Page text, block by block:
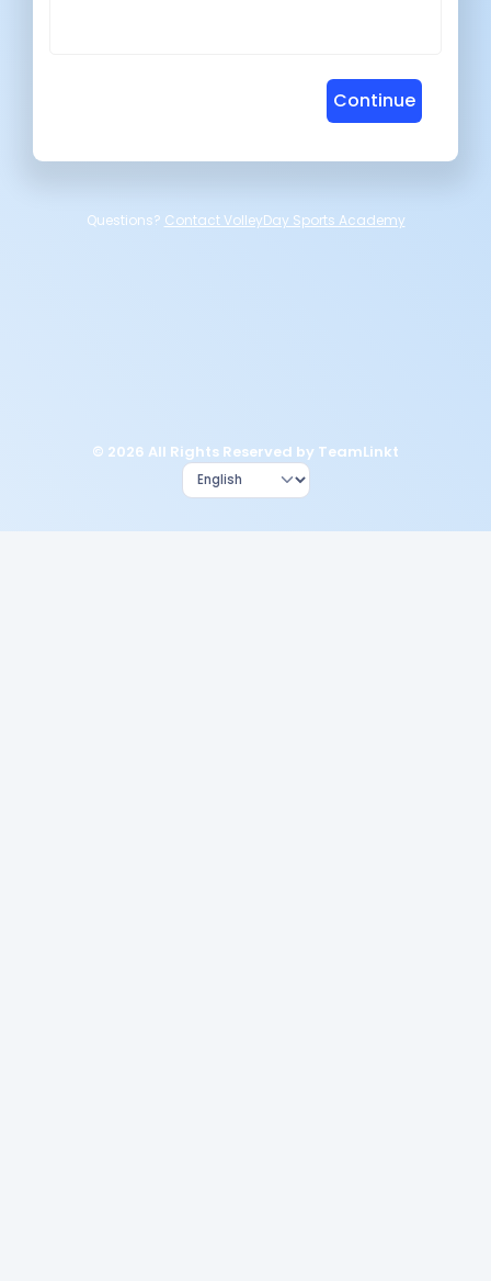
Continue
Questions? Contact VolleyDay Sports Academy
© 2026 All Rights Reserved by TeamLinkt